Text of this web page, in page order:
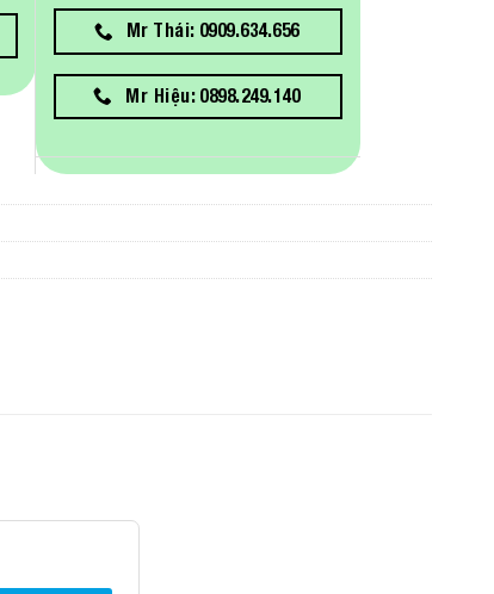
Mr Thái: 0909.634.656
Mr Hiệu: 0898.249.140